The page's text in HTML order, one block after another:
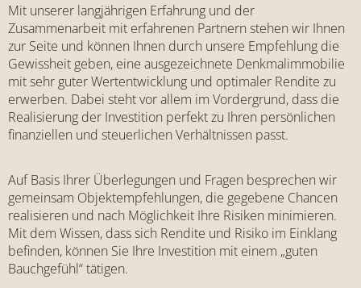
Mit unserer langjährigen Erfahrung und der
Zusammenarbeit mit erfahrenen Partnern stehen wir Ihnen
zur Seite und können Ihnen durch unsere Empfehlung die
Gewissheit geben, eine ausgezeichnete Denkmalimmobilie
mit sehr guter Wertentwicklung und optimaler Rendite zu
erwerben. Dabei steht vor allem im Vordergrund, dass die
Realisierung der Investition perfekt zu Ihren persönlichen
finanziellen und steuerlichen Verhältnissen passt.
Auf Basis Ihrer Überlegungen und Fragen besprechen wir
gemeinsam Objektempfehlungen, die gegebene Chancen
realisieren und nach Möglichkeit Ihre Risiken minimieren.
Mit dem Wissen, dass sich Rendite und Risiko im Einklang
befinden, können Sie Ihre Investition mit einem „guten
Bauchgefühl“ tätigen.